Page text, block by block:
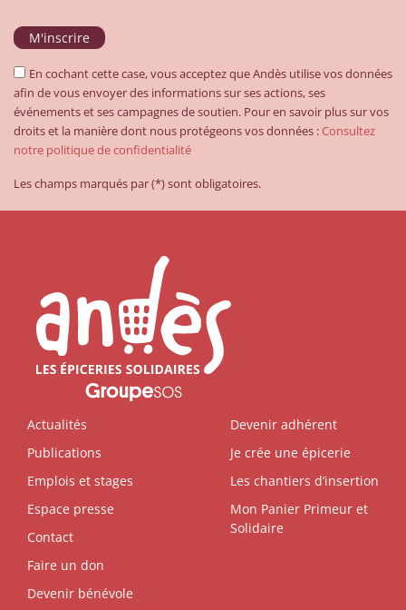
En cochant cette case, vous acceptez que Andès utilise vos données
afin de vous envoyer des informations sur ses actions, ses
événements et ses campagnes de soutien. Pour en savoir plus sur vos
droits et la manière dont nous protégeons vos données :Consultez
notre politique de confidentialité
Les champs marqués par (*) sont obligatoires.
Actualités
Publications
Emplois et stages
Espace presse
Contact
Devenir adhérent
Je crée une épicerie
Les chantiers d’insertion
Mon Panier Primeur et
Solidaire
Faire un don
Devenir bénévole